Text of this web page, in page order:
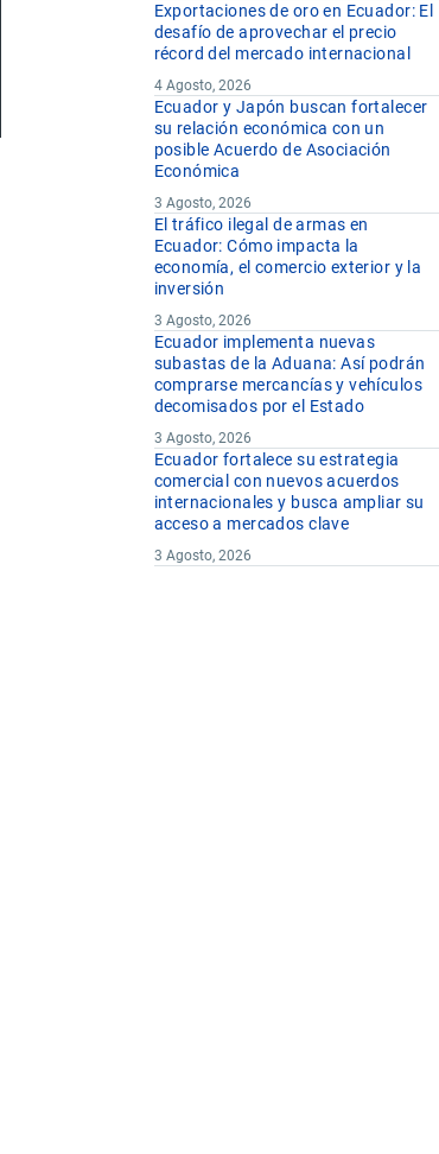
Exportaciones de oro en Ecuador: El
desafío de aprovechar el precio
récord del mercado internacional
4 Agosto, 2026
Ecuador y Japón buscan fortalecer
su relación económica con un
posible Acuerdo de Asociación
Económica
3 Agosto, 2026
El tráfico ilegal de armas en
Ecuador: Cómo impacta la
economía, el comercio exterior y la
inversión
3 Agosto, 2026
Ecuador implementa nuevas
subastas de la Aduana: Así podrán
comprarse mercancías y vehículos
decomisados por el Estado
3 Agosto, 2026
Ecuador fortalece su estrategia
comercial con nuevos acuerdos
internacionales y busca ampliar su
acceso a mercados clave
3 Agosto, 2026